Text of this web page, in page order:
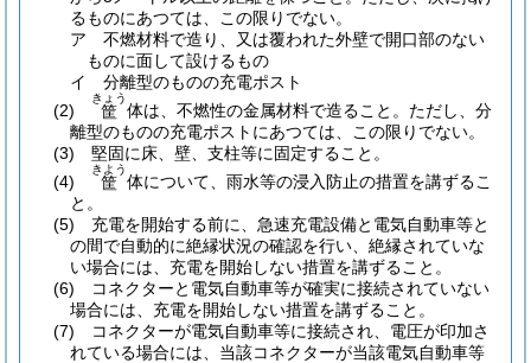
るものにあつては、この限りでない。
ア
不燃材料で造り、又は覆われた外壁で開口部のない
ものに面して設けるもの
イ
分離型のものの充電ポスト
(2)
筐
きょう
体は、不燃性の金属材料で造ること。 ただし、分
離型のものの充電ポストにあつては、この限りでない。
(3)
堅固に床、壁、支柱等に固定すること。
(4)
筐
きよう
体について、雨水等の浸入防止の措置を講ずるこ
と。
(5)
充電を開始する前に、急速充電設備と電気自動車等と
の間で自動的に絶縁状況の確認を行い、絶縁されていな
い場合には、充電を開始しない措置を講ずること。
(6)
コネクターと電気自動車等が確実に接続されていない
場合には、充電を開始しない措置を講ずること。
(7)
コネクターが電気自動車等に接続され、電圧が印加さ
れている場合には、当該コネクターが当該電気自動車等